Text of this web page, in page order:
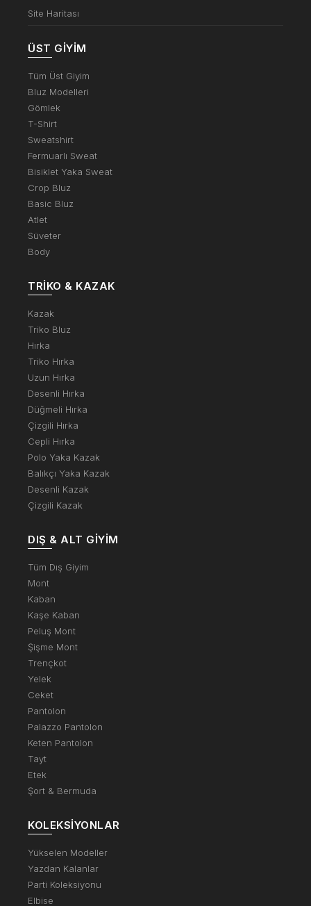
Site Haritası
ÜST GIYIM
Tüm Üst Giyim
Bluz Modelleri
Gömlek
T-Shirt
Sweatshirt
Fermuarlı Sweat
Bisiklet Yaka Sweat
Crop Bluz
Basic Bluz
Atlet
Süveter
Body
TRIKO & KAZAK
Kazak
Triko Bluz
Hırka
Triko Hırka
Uzun Hırka
Desenli Hırka
Düğmeli Hırka
Çizgili Hırka
Cepli Hırka
Polo Yaka Kazak
Balıkçı Yaka Kazak
Desenli Kazak
Çizgili Kazak
DIŞ & ALT GIYIM
Tüm Dış Giyim
Mont
Kaban
Kaşe Kaban
Peluş Mont
Şişme Mont
Trençkot
Yelek
Ceket
Pantolon
Palazzo Pantolon
Keten Pantolon
Tayt
Etek
Şort & Bermuda
KOLEKSIYONLAR
Yükselen Modeller
Yazdan Kalanlar
Parti Koleksiyonu
Elbise